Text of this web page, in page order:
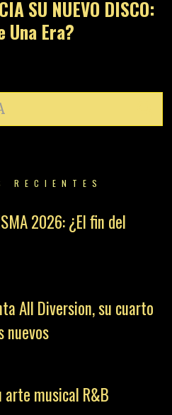
SU NUEVO DISCO:
Una Era?
RECIENTES
2026: ¿El fin del
All Diversion, su cuarto
nuevos
musical R&B